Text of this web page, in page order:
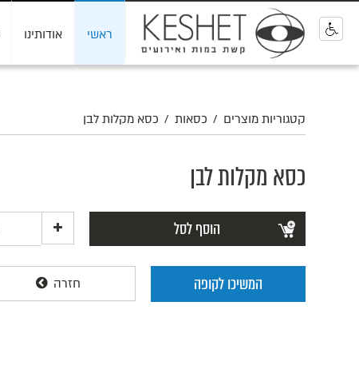
ראשי אודותינו
קטגוריות מוצרים / כסאות / כסא מקלות לבן
כסא מקלות לבן
הוסף לסל
המשיכו לקופה חזרה